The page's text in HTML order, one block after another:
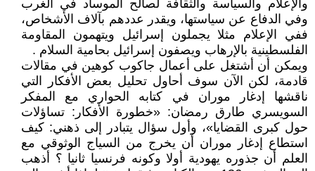
والإعلام والسياسة والثقافة لصالح الموساد في الغرب
وفي الدفاع عن سياستها، ويقدر عددهم بآلاف الأشخاص،
ففي الإعلام مثلا يجملون إسرائيل ويتهمون المقاومة
الفلسطينية بالإرهاب ويصفون إسرائيل بحامية السلام .
ويمكن أن أشتغل على أعمال جاكوب كوهين في مقالات
قادمة، لكن الآن سوف أحاول تحليل بعض الأفكار التي
ناقشها إدغار موران في كتابه الحواري مع المفكر
السويسري طارق رمضان: «خطورة الأفكار: تساؤلات
حول كبرى القضايا»، وأول سؤال يتبادر إلى ذهني: كيف
استطاع إدغار موران أن يخرج من السياج الوثوقي مع
العلم أن جذوره يهودية أولا وكونه فرنسيا ثانيا ؟ أذهب